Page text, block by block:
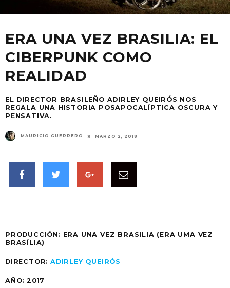
ERA UNA VEZ BRASILIA: EL
CIBERPUNK COMO
REALIDAD
EL DIRECTOR BRASILEÑO ADIRLEY QUEIRÓS NOS
REGALA UNA HISTORIA POSAPOCALÍPTICA OSCURA Y
PENSATIVA.
MAURICIO GUERRERO MARZO 2, 2018
PRODUCCIÓN: ERA UNA VEZ BRASILIA (ERA UMA VEZ
BRASÍLIA)
DIRECTOR:ADIRLEY QUEIRÓS
AÑO: 2017